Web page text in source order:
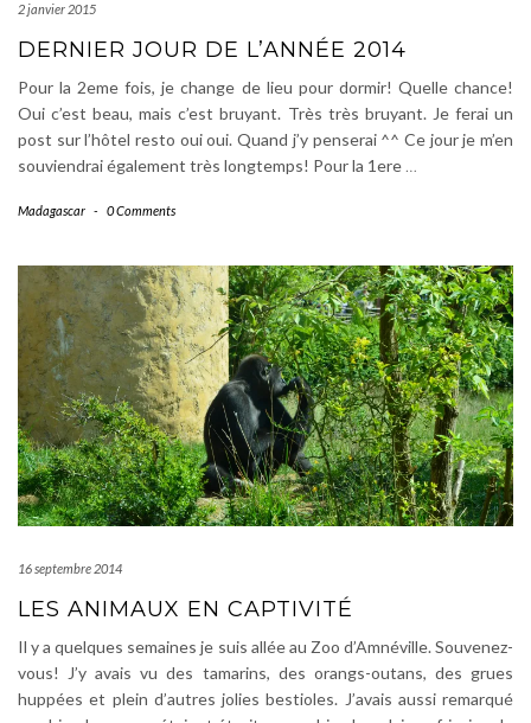
2 janvier 2015
DERNIER JOUR DE L’ANNÉE 2014
Pour la 2eme fois, je change de lieu pour dormir! Quelle chance!
Oui c’est beau, mais c’est bruyant. Très très bruyant. Je ferai un
post sur l’hôtel resto oui oui. Quand j’y penserai ^^ Ce jour je m’en
souviendrai également très longtemps! Pour la 1ere …
Madagascar - 0 Comments
16 septembre 2014
LES ANIMAUX EN CAPTIVITÉ
Il y a quelques semaines je suis allée au Zoo d’Amnéville. Souvenez-
vous! J’y avais vu des tamarins, des orangs-outans, des grues
huppées et plein d’autres jolies bestioles. J’avais aussi remarqué